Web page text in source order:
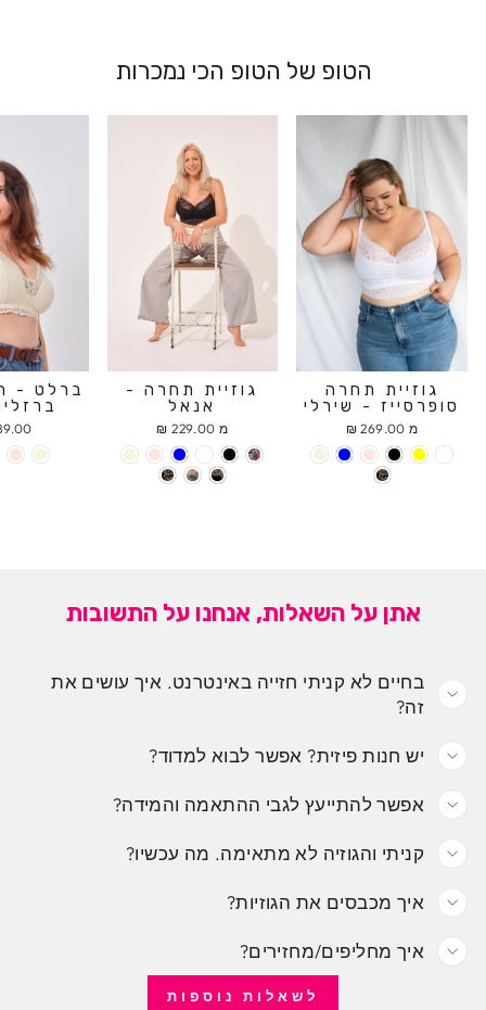
הטופ של הטופ הכי נמכרות
גוזיית תחרה
סופרסייז - שירלי
מ 269.00 ₪
גוזיית תחרה -
אנאל
מ 229.00 ₪
ברלט -
₪
אתן על השאלות, אנחנו על התשובות
בחיים לא קניתי חזייה באינטרנט. איך עושים את
זה?
יש חנות פיזית? אפשר לבוא למדוד?
אפשר להתייעץ לגבי ההתאמה והמידה?
קניתי והגוזיה לא מתאימה. מה עכשיו?
איך מכבסים את הגוזיות?
איך מחליפים/מחזירים?
לשאלות נוספות